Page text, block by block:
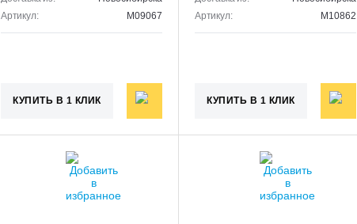
Артикул:
M09067
КУПИТЬ В 1 КЛИК
Артикул:
M10862
КУПИТЬ В 1 КЛИК